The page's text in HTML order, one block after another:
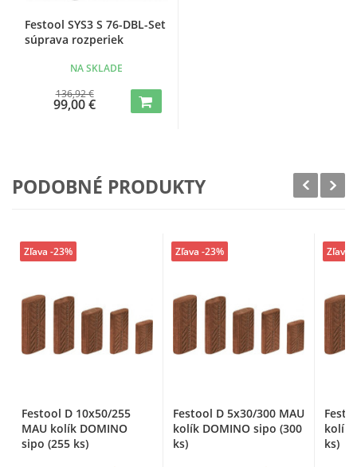
Festool SYS3 S 76-DBL-Set
súprava rozperiek
NA SKLADE
136,92 €
99,00 €
PODOBNÉ PRODUKTY
Festool D 10x50/255
MAU kolík DOMINO
sipo (255 ks)
Zľava -23%
Festool D 5x30/300 MAU
kolík DOMINO sipo (300
ks)
Zľava -23%
kolík
ks)
Zľava